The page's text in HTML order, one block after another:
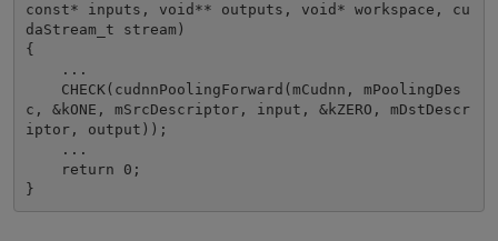
const* inputs, void** outputs, void* workspace, cu
daStream_t stream)
{
c, &kONE, mSrcDescriptor, input, &kZERO, mDstDescr
iptor, output));
}